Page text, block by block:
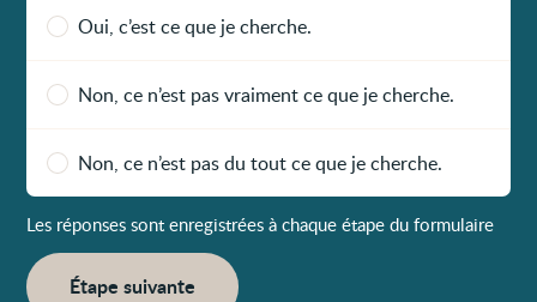
Oui, c’est ce que je cherche.
Non, ce n’est pas vraiment ce que je cherche.
Non, ce n’est pas du tout ce que je cherche.
Les réponses sont enregistrées à chaque étape du formulaire
Étape suivante